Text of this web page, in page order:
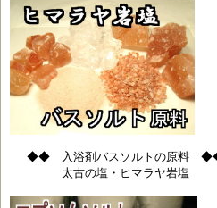
◆◆ 入浴剤バスソルトの原料
太古の塩・ヒマラヤ岩塩